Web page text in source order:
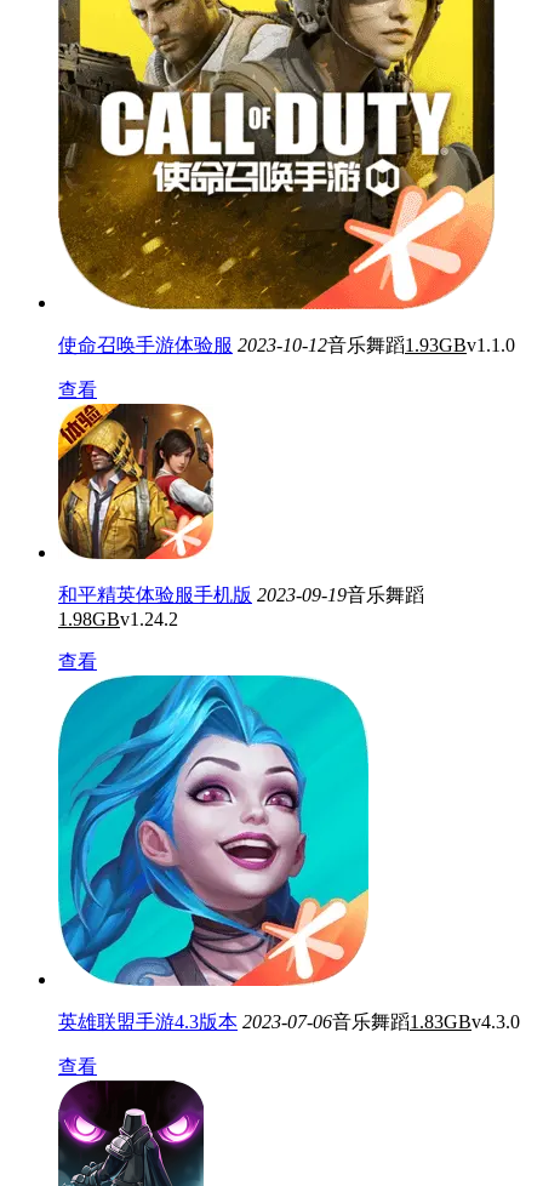
使命召唤手游体验服 2023-10-12音乐舞蹈1.93GBv1.1.0
查看
和平精英体验服手机版 2023-09-19音乐舞蹈
1.98GBv1.24.2
查看
英雄联盟手游4.3版本 2023-07-06音乐舞蹈1.83GBv4.3.0
查看